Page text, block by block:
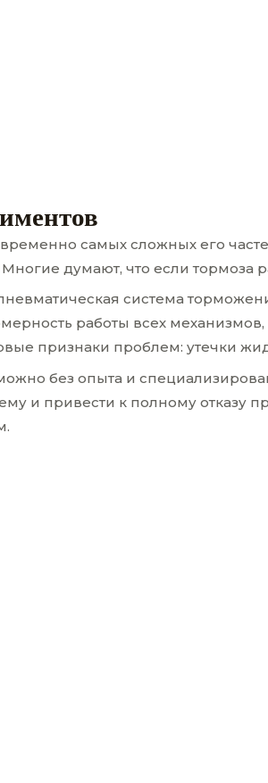
самых сложных его
думают, что если тормоза
система
работы всех механизмов,
признаки проблем: утечки
без опыта и
и привести к полному отказу